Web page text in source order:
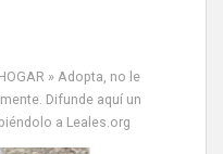
» Adopta, no le
Difunde aquí un
a Leales.org